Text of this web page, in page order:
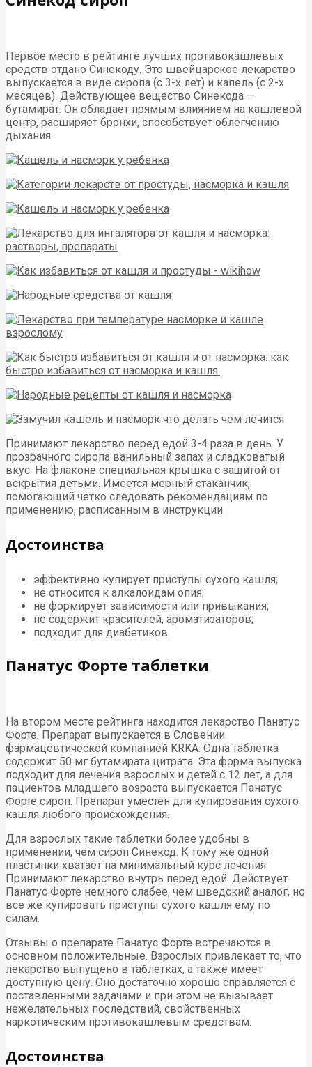
Первое место в рейтинге лучших противокашлевых
средств отдано Синекоду. Это швейцарское лекарство
выпускается в виде сиропа (с 3-х лет) и капель (с 2-х
месяцев). Действующее вещество Синекода —
бутамират. Он обладает прямым влиянием на кашлевой
центр, расширяет бронхи, способствует облегчению
дыхания.
Принимают лекарство перед едой 3-4 раза в день. У
прозрачного сиропа ванильный запах и сладковатый
вкус. На флаконе специальная крышка с защитой от
вскрытия детьми. Имеется мерный стаканчик,
помогающий четко следовать рекомендациям по
применению, расписанным в инструкции.
Достоинства
эффективно купирует приступы сухого кашля;
не относится к алкалоидам опия;
не формирует зависимости или привыкания;
не содержит красителей, ароматизаторов;
подходит для диабетиков.
Панатус Форте таблетки
На втором месте рейтинга находится лекарство Панатус
Форте. Препарат выпускается в Словении
фармацевтической компанией KRKA. Одна таблетка
содержит 50 мг бутамирата цитрата. Эта форма выпуска
подходит для лечения взрослых и детей с 12 лет, а для
пациентов младшего возраста выпускается Панатус
Форте сироп. Препарат уместен для купирования сухого
кашля любого происхождения.
Для взрослых такие таблетки более удобны в
применении, чем сироп Синекод. К тому же одной
пластинки хватает на минимальный курс лечения.
Принимают лекарство внутрь перед едой. Действует
Панатус Форте немного слабее, чем шведский аналог, но
все же купировать приступы сухого кашля ему по
силам.
Отзывы о препарате Панатус Форте встречаются в
основном положительные. Взрослых привлекает то, что
лекарство выпущено в таблетках, а также имеет
доступную цену. Оно достаточно хорошо справляется с
поставленными задачами и при этом не вызывает
нежелательных последствий, свойственных
наркотическим противокашлевым средствам.
Достоинства